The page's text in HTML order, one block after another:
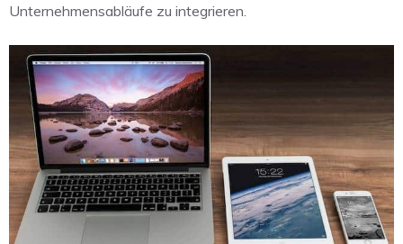
Unternehmensabläufe zu integrieren.